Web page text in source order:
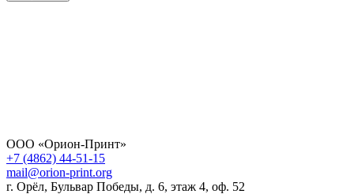
ООО «Орион-Принт»
+7 (4862) 44-51-15
mail@orion-print.org
г. Орёл, Бульвар Победы, д. 6, этаж 4, оф. 52